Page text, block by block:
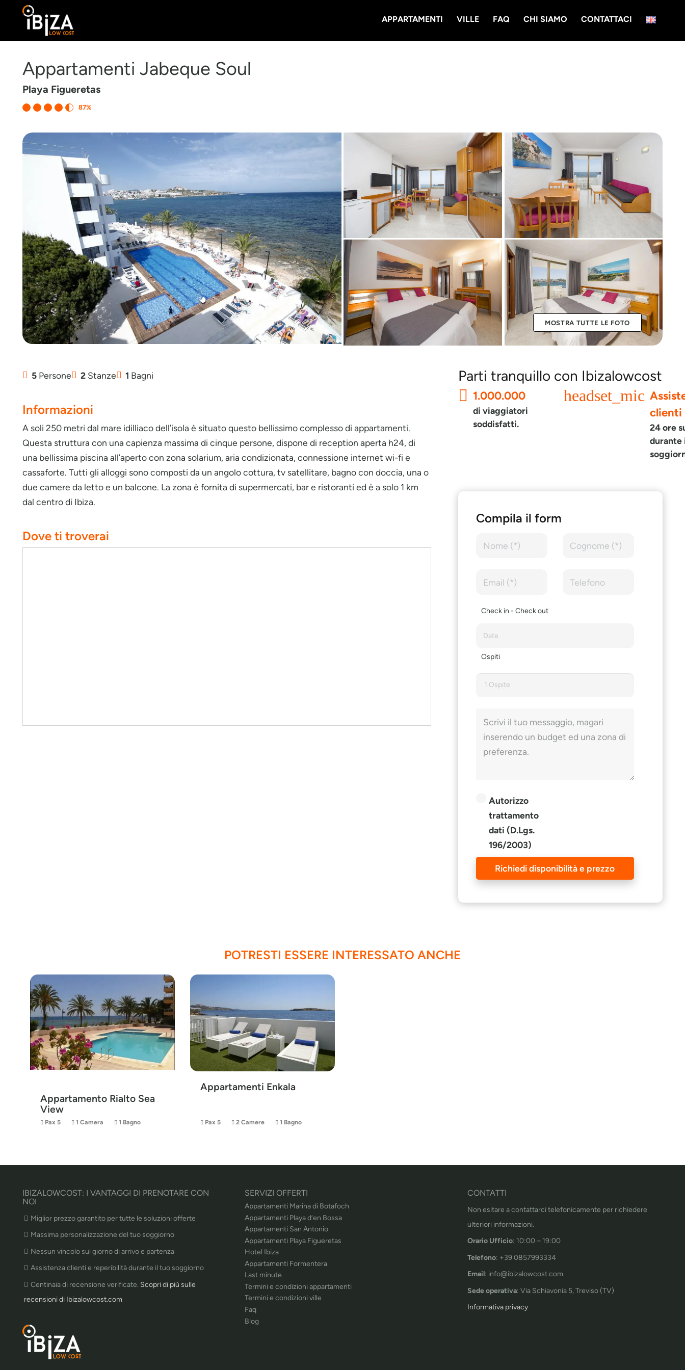
APPARTAMENTI VILLE FAQ CHI SIAMO CONTATTACI
Appartamenti Jabeque Soul
Playa Figueretas
87%
MOSTRA TUTTE LE FOTO
5 Persone 2 Stanze 1 Bagni
Informazioni
A soli 250 metri dal mare idilliaco dell’isola è situato questo bellissimo complesso di appartamenti.
Questa struttura con una capienza massima di cinque persone, dispone di reception aperta h24, di
una bellissima piscina all’aperto con zona solarium, aria condizionata, connessione internet wi-fi e
cassaforte. Tutti gli alloggi sono composti da un angolo cottura, tv satellitare, bagno con doccia, una o
due camere da letto e un balcone. La zona è fornita di supermercati, bar e ristoranti ed è a solo 1 km
dal centro di Ibiza.
Dove ti troverai
Parti tranquillo con Ibizalowcost
1.000.000
di viaggiatori
soddisfatti.
headset_mic
clienti
24 ore
durante
Compila il form
Check in - Check out
Ospiti
1 Ospite
Autorizzo
trattamento
dati (D.Lgs.
196/2003)
Richiedi disponibilità e prezzo
POTRESTI ESSERE INTERESSATO ANCHE
Appartamento Rialto Sea
View
Pax 5 1 Camera 1 Bagno
Appartamenti Enkala
Pax 5 2 Camere 1 Bagno
IBIZALOWCOST: I VANTAGGI DI PRENOTARE CON
NOI
Miglior prezzo garantito per tutte le soluzioni offerte
Massima personalizzazione del tuo soggiorno
Nessun vincolo sul giorno di arrivo e partenza
Assistenza clienti e reperibilità durante il tuo soggiorno
Centinaia di recensione verificate. Scopri di più sulle
recensioni di Ibizalowcost.com
SERVIZI OFFERTI
Appartamenti Marina di Botafoch
Appartamenti Playa d’en Bossa
Appartamenti San Antonio
Appartamenti Playa Figueretas
Hotel Ibiza
Appartamenti Formentera
Last minute
Termini e condizioni appartamenti
Termini e condizioni ville
Faq
Blog
CONTATTI
Non esitare a contattarci telefonicamente per richiedere
ulteriori informazioni.
Orario Ufficio: 10:00 – 19:00
Telefono: +39 0857993334
Email: info@ibizalowcost.com
Sede operativa: Via Schiavonia 5, Treviso (TV)
Informativa privacy